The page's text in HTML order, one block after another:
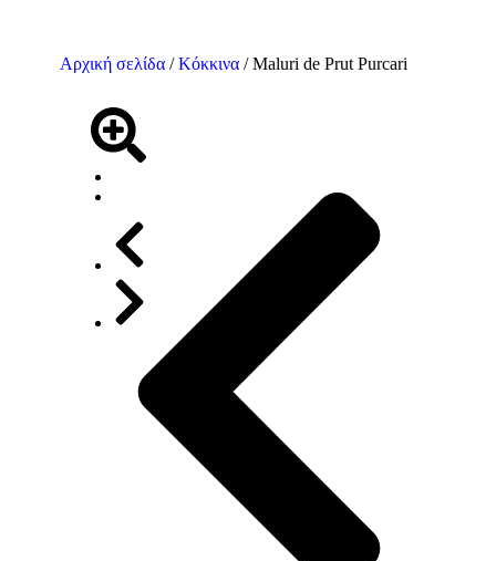
Αρχική σελίδα /Κόκκινα / Maluri de Prut Purcari